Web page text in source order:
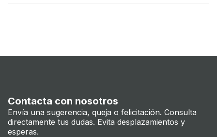
Contacta con nosotros
Envía una sugerencia, queja o felicitación. Consulta
directamente tus dudas. Evita desplazamientos y
esperas.